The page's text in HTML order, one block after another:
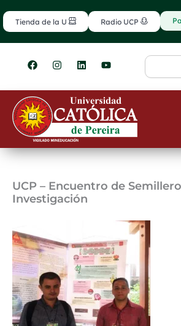
al
contenido
Tienda de la U Radio UCP
F
a
e
b
o
o
k
I
n
t
g
r
m
L
i
k
e
d
i
n
Y
o
t
u
b
e
Search
UCP – Encuentro de
Investigación